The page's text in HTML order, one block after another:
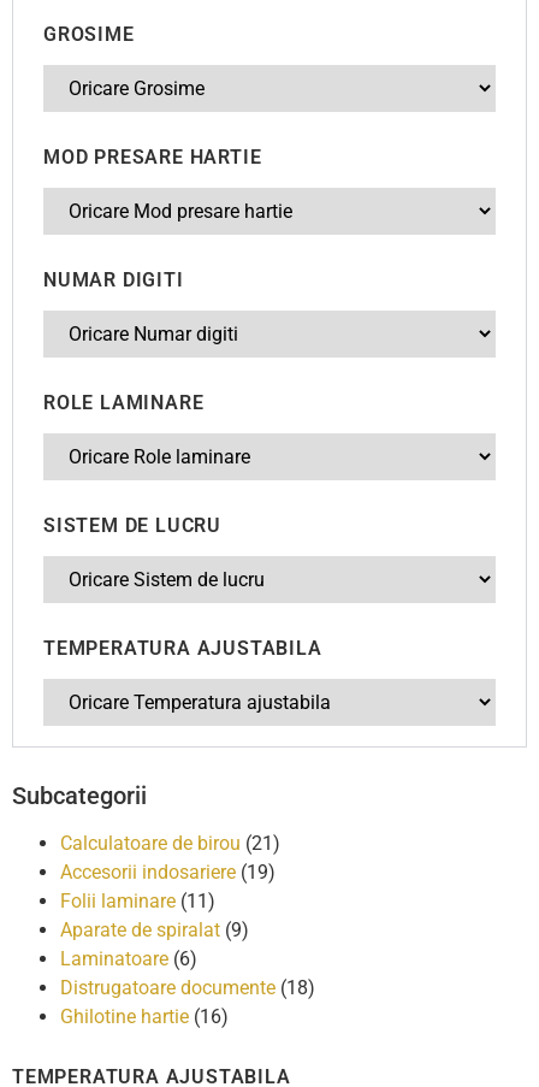
GROSIME
MOD PRESARE HARTIE
NUMAR DIGITI
ROLE LAMINARE
SISTEM DE LUCRU
TEMPERATURA AJUSTABILA
Subcategorii
Calculatoare de birou (21)
Accesorii indosariere (19)
Folii laminare (11)
Aparate de spiralat (9)
Laminatoare (6)
Distrugatoare documente (18)
Ghilotine hartie (16)
TEMPERATURA AJUSTABILA